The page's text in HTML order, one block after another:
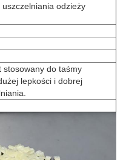
uszczelniania odzieży
stosowany do taśmy
lepkości i dobrej